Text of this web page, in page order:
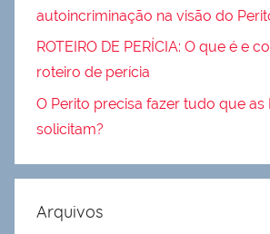
autoincriminação na visão do
ROTEIRO DE PERÍCIA: O que é e
roteiro de perícia
O Perito precisa fazer tudo que as
solicitam?
Arquivos